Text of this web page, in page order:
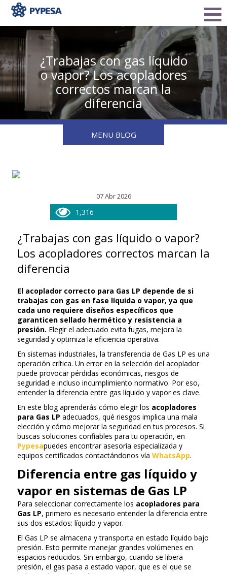
¿Trabajas con gas líquido
o vapor? Los acopladores
correctos marcan la
diferencia
MENU BLOG
07 Abr 2026
1,316
¿Trabajas con gas líquido o vapor?
Los acopladores correctos marcan la
diferencia
El acoplador correcto para Gas LP depende de si
trabajas con gas en fase líquida o vapor, ya que
cada uno requiere diseños específicos que
garanticen sellado hermético y resistencia a
presión. Elegir el adecuado evita fugas, mejora la
seguridad y optimiza la eficiencia operativa.
En sistemas industriales, la transferencia de Gas LP es una
operación crítica. Un error en la selección del acoplador
puede provocar pérdidas económicas, riesgos de
seguridad e incluso incumplimiento normativo. Por eso,
entender la diferencia entre gas líquido y vapor es clave.
En este blog aprenderás cómo elegir los acopladores
para Gas LP adecuados, qué riesgos implica una mala
elección y cómo mejorar la seguridad en tus procesos. Si
buscas soluciones confiables para tu operación, en
Pypesapuedes encontrar asesoría especializada y
equipos certificados contactándonos vía WhatsApp.
Diferencia entre gas líquido y
vapor en sistemas de Gas LP
Para seleccionar correctamente los acopladores para
Gas LP, primero es necesario entender la diferencia entre
sus dos estados: líquido y vapor.
El Gas LP se almacena y transporta en estado líquido bajo
presión. Esto permite manejar grandes volúmenes en
espacios reducidos. Sin embargo, cuando se libera
presión, el gas pasa a estado vapor, que es el que se